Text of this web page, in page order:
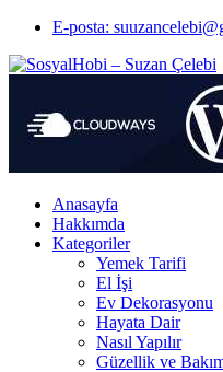
E-posta:
Anasayfa
Hakkımda
Kategoriler
Yemek Tarifi
El İşi
Ev Dekorasyonu
Hayata Dair
Nasıl Yapılır
Güzellik ve